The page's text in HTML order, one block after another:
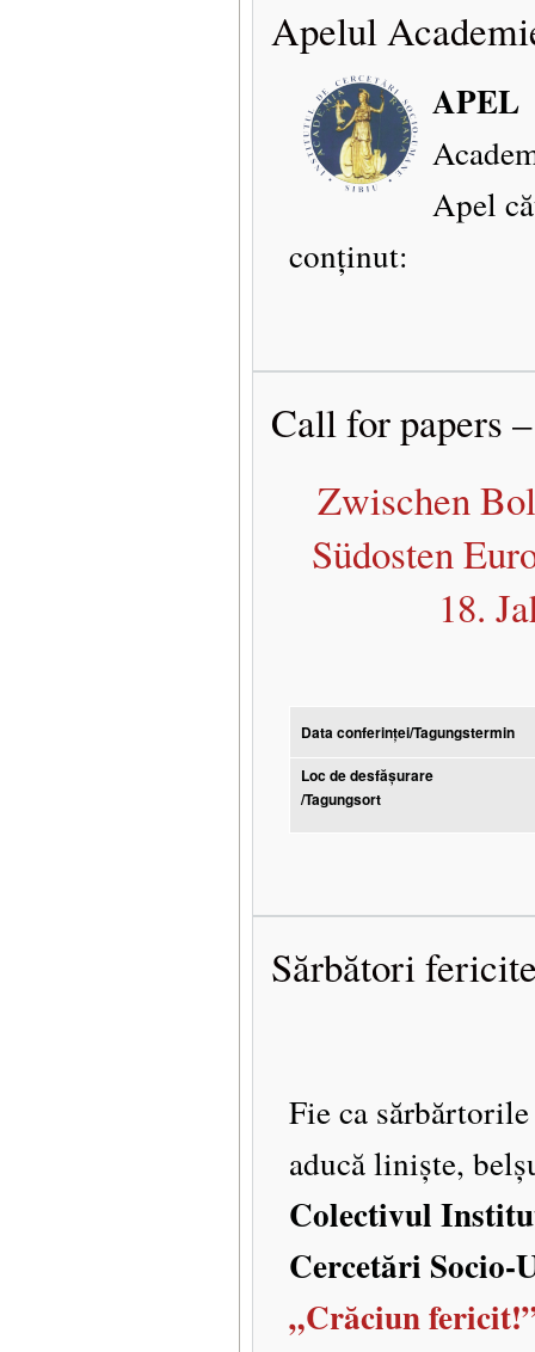
Apelul
APEL
Apel
conținut:
Call for papers
Zwischen
Südosten
18.
Data conferinței/Tagungstermin
Loc de desfășurare
/Tagungsort
Sărbători
Fie ca
aducă liniște,
Colectivul
Cercetări Socio-
„Crăciun